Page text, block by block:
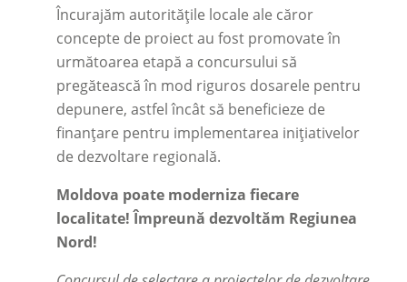
Încurajăm autoritățile locale ale căror
concepte de proiect au fost promovate în
următoarea etapă a concursului să
pregătească în mod riguros dosarele pentru
depunere, astfel încât să beneficieze de
finanțare pentru implementarea inițiativelor
de dezvoltare regională.
Moldova poate moderniza fiecare
localitate!Împreună dezvoltăm Regiunea
Nord!